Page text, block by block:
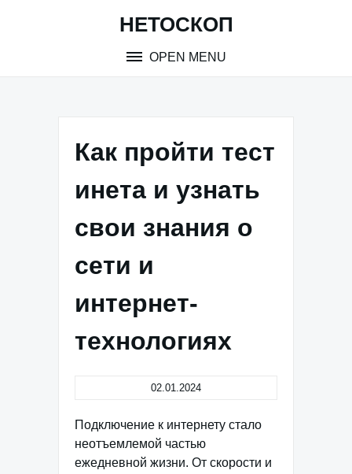
НЕТОСКОП
OPEN MENU
Как пройти тест
инета и узнать
свои знания о
сети и
интернет-
технологиях
02.01.2024
Подключение к интернету стало
неотъемлемой частью
ежедневной жизни. От скорости и